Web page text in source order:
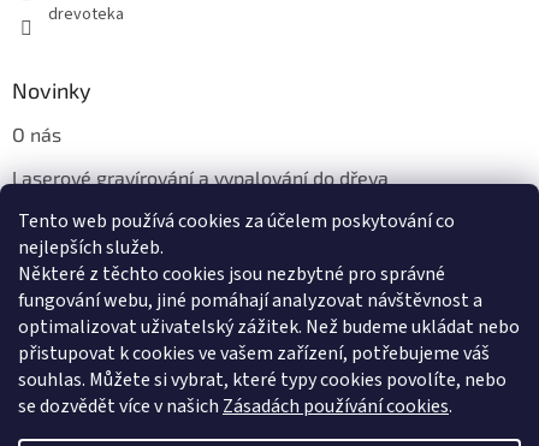
Tento web používá cookies za účelem poskytování co
nejlepších služeb.
Některé z těchto cookies jsou nezbytné pro správné
fungování webu, jiné pomáhají analyzovat návštěvnost a
optimalizovat uživatelský zážitek. Než budeme ukládat nebo
přistupovat k cookies ve vašem zařízení, potřebujeme váš
souhlas. Můžete si vybrat, které typy cookies povolíte, nebo
se dozvědět více v našich Zásadách používání cookies.
drevoteka
Novinky
O nás
Laserové gravírování a vypalování do dřeva
Proč jíst z přírodních dřevěných talířů: Ekologická a Stylová
Volba